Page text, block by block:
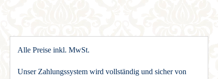
Alle Preise inkl. MwSt.
Unser Zahlungssystem wird vollständig und sicher von